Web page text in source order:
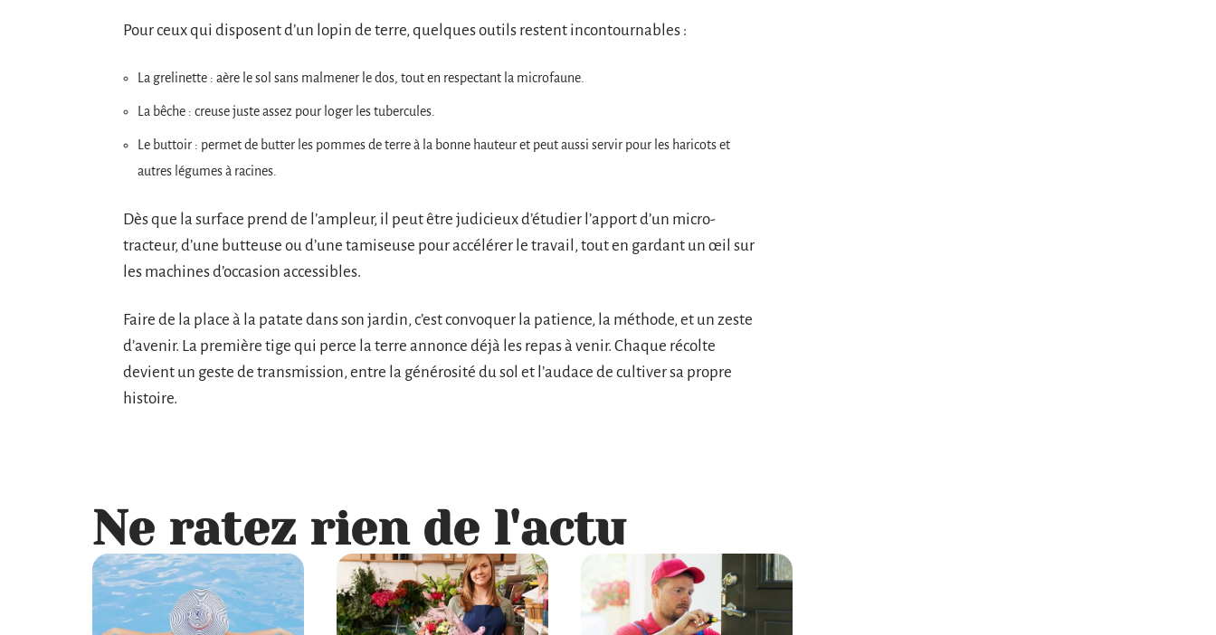
Pour ceux qui disposent d’un lopin de terre, quelques outils restent incontournables :
La grelinette : aère le sol sans malmener le dos, tout en respectant la microfaune.
La bêche : creuse juste assez pour loger les tubercules.
Le buttoir : permet de butter les pommes de terre à la bonne hauteur et peut aussi servir pour les haricots et
autres légumes à racines.
Dès que la surface prend de l’ampleur, il peut être judicieux d’étudier l’apport d’un micro-
tracteur, d’une butteuse ou d’une tamiseuse pour accélérer le travail, tout en gardant un œil sur
les machines d’occasion accessibles.
Faire de la place à la patate dans son jardin, c’est convoquer la patience, la méthode, et un zeste
d’avenir. La première tige qui perce la terre annonce déjà les repas à venir. Chaque récolte
devient un geste de transmission, entre la générosité du sol et l’audace de cultiver sa propre
histoire.
Ne ratez rien de l'actu